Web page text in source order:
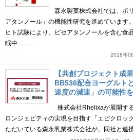
森永製菓株式会社では、ポ
アタンノール」の機能性研究を進めています
ヒト試験により、ピセアタンノールを含む食
眠中……
2026年
【共創プロジェクト成
BB536配合ヨーグルト
速度の減速」の可能性
株式会社Rhelixaが展開す
ロンジェビティの実現を目指す「エピクロッ
ただいている森永乳業株式会社が、同社と